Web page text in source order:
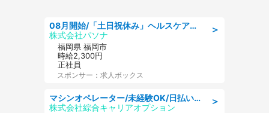
＞
08月開始/「土日祝休み」ヘルスケア業界の産業保健師/高時給/未経験OK/要資格:保健師、正看護師
株式会社パソナ
福岡県 福岡市
時給2,300円
正社員
スポンサー：求人ボックス
＞
マシンオペレーター/未経験OK/日払いOK/寮完備/交替制/20・30・40代活躍中
株式会社綜合キャリアオプション